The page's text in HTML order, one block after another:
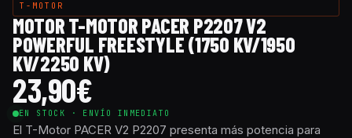
T-MOTOR
MOTOR T-MOTOR PACER P2207 V2
POWERFUL FREESTYLE (1750 KV/1950
KV/2250 KV)
23,90€
EN STOCK · ENVÍO INMEDIATO
El T-Motor PACER V2 P2207 presenta más potencia para